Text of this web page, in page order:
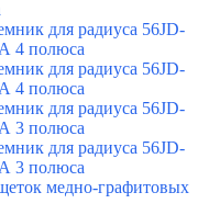
для радиуса 56JD-
4 полюса
для радиуса 56JD-
4 полюса
для радиуса 56JD-
3 полюса
для радиуса 56JD-
3 полюса
медно-графитовых